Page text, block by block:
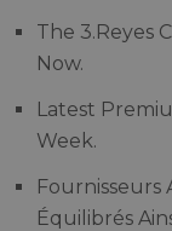
The 3.Reyes
Now.
Latest
Week.
Fournisseurs
Équilibrés